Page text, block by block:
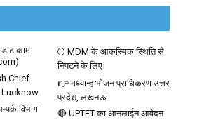
काम
🌕 MDM के आकस्मिक स्थिति से
निपटने के लिए
Chief
👉 मध्यान्ह भोजन प्राधिकरण उत्तर
प्रदेश, लखनऊ
विभाग
🔴 UPTET का आनलाईन आवेदन